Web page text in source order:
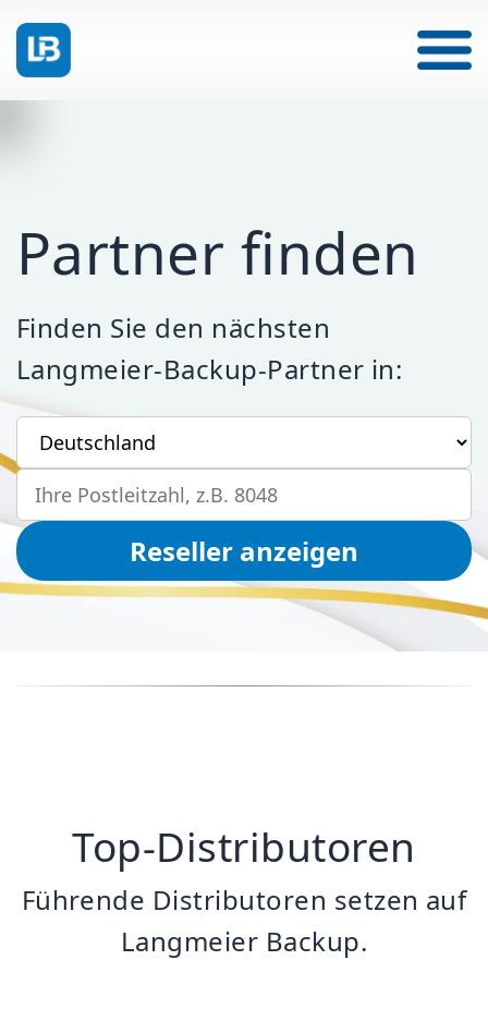
Partner finden
Finden Sie den nächsten
Langmeier-Backup-Partner in:
Ihr Land
Ihre Postleitzahl
Reseller anzeigen
Top-Distributoren
Führende Distributoren setzen auf
Langmeier Backup.